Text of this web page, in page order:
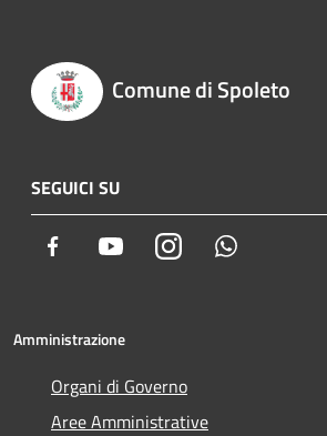
Comune di Spoleto
SEGUICI SU
Facebook YoutubeInstagram
Amministrazione
Organi di Governo
Aree Amministrative